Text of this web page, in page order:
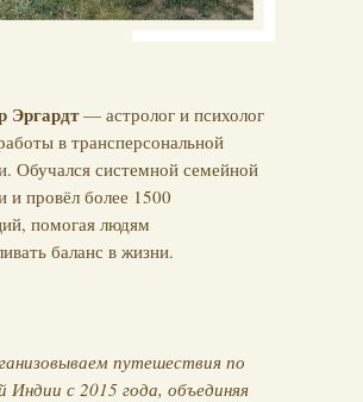
путешествия по
с 2015 года, объединяя
Эргардт— астролог и психолог
в трансперсональной
Обучался системной семейной
и провёл более 1500
помогая людям
баланс в жизни.